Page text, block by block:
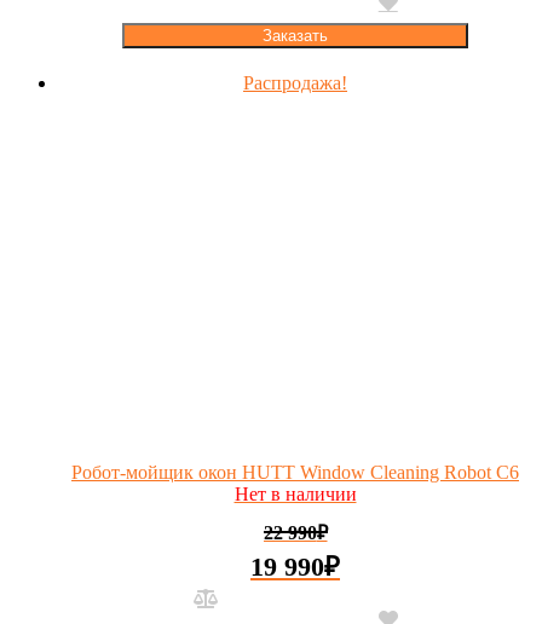
Заказать
Распродажа!
Робот-мойщик окон HUTT Window Cleaning Robot C6
Нет в наличии
22 990₽
19 990₽